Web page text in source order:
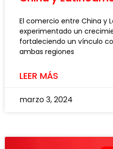
El comercio entre China y
experimentado un
fortaleciendo un vínculo
ambas regiones
LEER MÁS
marzo 3, 2024